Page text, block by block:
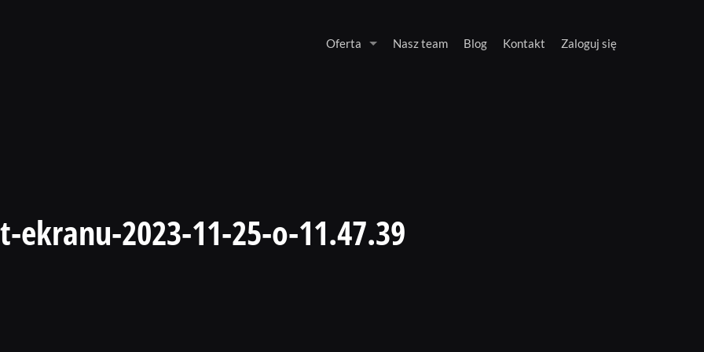
Oferta Nasz team Blog Kontakt Zaloguj się
ekranu-2023-11-25-o-11.47.39